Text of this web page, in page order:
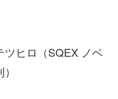
ツヒロ（SQEX ノベ